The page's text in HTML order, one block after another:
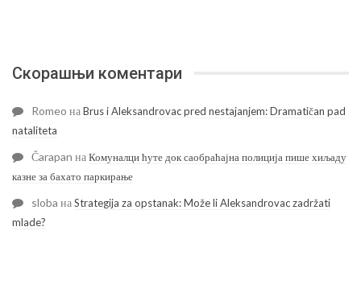
Скорашњи коментари
Romeo наBrus i Aleksandrovac pred nestajanjem: Dramatičan pad
nataliteta
Čarapan наКомуналци ћуте док саобраћајна полиција пише хиљаду
казне за бахато паркирање
sloba наStrategija za opstanak: Može li Aleksandrovac zadržati
mlade?